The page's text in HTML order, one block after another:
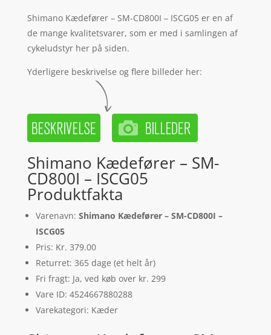
Shimano Kædefører – SM-CD800I – ISCG05 er en af
de mange kvalitetsvarer, som er med i samlingen af
cykeludstyr her på siden.
Yderligere beskrivelse og flere billeder her:
Shimano Kædefører – SM-
CD800I – ISCG05
Produktfakta
Varenavn: Shimano Kædefører – SM-CD800I –
ISCG05
Pris: Kr. 379.00
Returret: 365 dage (et helt år)
Fri fragt: Ja, ved køb over kr. 299
Vare ID: 4524667880288
Varekategori: Kæder